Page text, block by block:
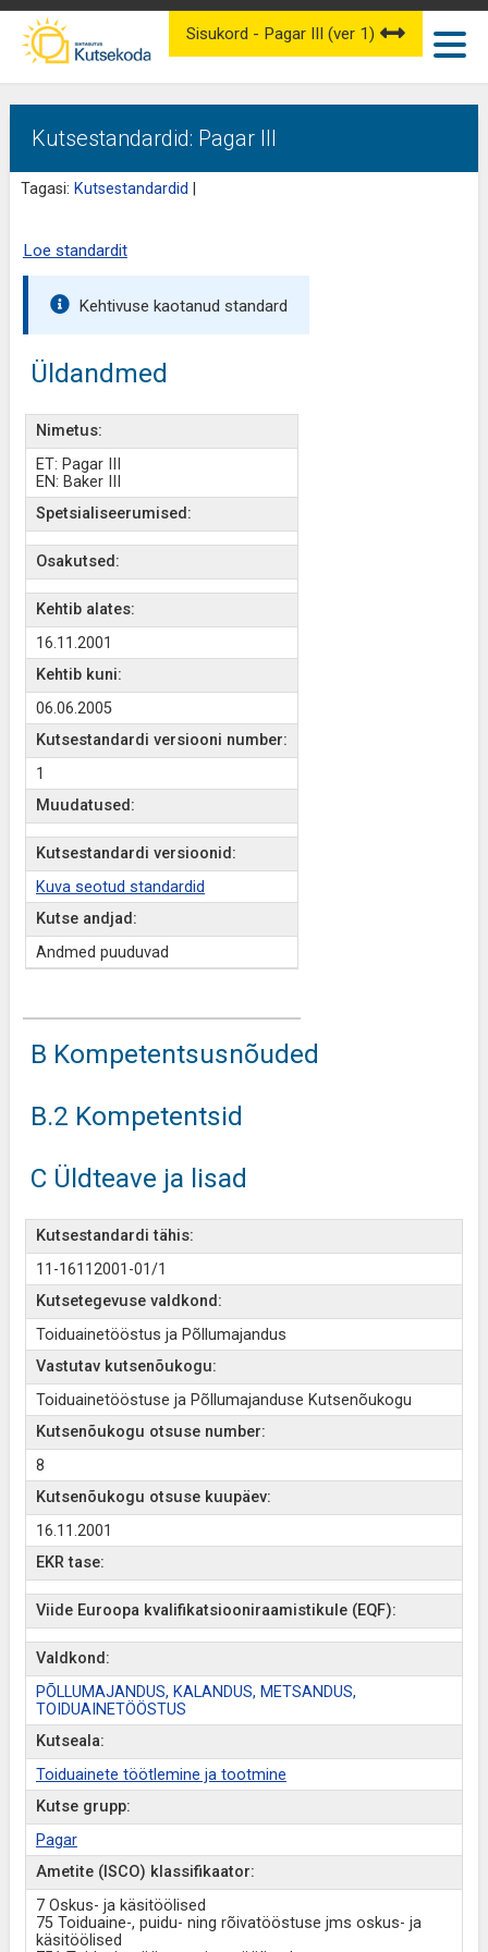
Kutsestandardid: Pagar III
Tagasi: Kutsestandardid
Sisukord - Pagar III (ver 1)
Loe standardit
Kehtivuse kaotanud standard
Üldandmed
Nimetus:
ET: Pagar III
EN: Baker III
Spetsialiseerumised:
Osakutsed:
Kehtib alates:
16.11.2001
Kehtib kuni:
06.06.2005
Kutsestandardi versiooni number:
1
Muudatused:
Kutsestandardi versioonid:
Kuva seotud standardid
Kutse andjad:
Andmed puuduvad
B Kompetentsusnõuded
B.2 Kompetentsid
C Üldteave ja lisad
Kutsestandardi tähis:
11-16112001-01/1
Kutsetegevuse valdkond:
Toiduainetööstus ja Põllumajandus
Vastutav kutsenõukogu:
Toiduainetööstuse ja Põllumajanduse Kutsenõukogu
Kutsenõukogu otsuse number:
8
Kutsenõukogu otsuse kuupäev:
16.11.2001
EKR tase:
Viide Euroopa kvalifikatsiooniraamistikule (EQF):
Valdkond:
PÕLLUMAJANDUS, KALANDUS, METSANDUS,
TOIDUAINETÖÖSTUS
Kutseala:
Toiduainete töötlemine ja tootmine
Kutse grupp:
Pagar
Ametite (ISCO) klassifikaator:
7 Oskus- ja käsitöölised
75 Toiduaine-, puidu- ning rõivatööstuse jms oskus- ja
käsitöölised